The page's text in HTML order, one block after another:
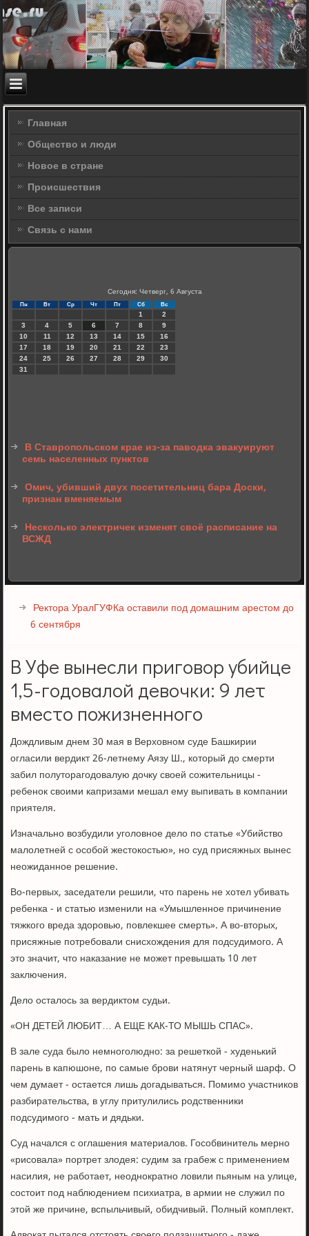
Главная
Общество и люди
Новое в стране
Происшествия
Все записи
Связь с нами
Сегодня: Четверг, 6 Августа
Пн Вт Ср Чт Пт Сб Вс
1
2
3
4 5 6 7 8
9
10
11 12 13 14 15
16
17
18 19 20 21 22
23
24
25 26 27 28 29
30
31
В Ставропольском крае из-за паводка эвакуируют
семь населенных пунктов
Омич, убивший двух посетительниц бара Доски,
признан вменяемым
Несколько электричек изменят своё расписание на
ВСЖД
Ректора УралГУФКа оставили под домашним арестом до
6 сентября
В Уфе вынесли приговор убийце
1,5-годовалой девочки: 9 лет
вместо пожизненного
Дождливым днем 30 мая в Верховном суде Башкирии
огласили вердикт 26-летнему Аязу Ш., который до смерти
забил полуторагодовалую дочку своей сожительницы -
ребенок своими капризами мешал ему выпивать в компании
приятеля.
Изначально возбудили уголовное дело по статье «Убийство
малолетней с особой жестокостью», но суд присяжных вынес
неожиданное решение.
Во-первых, заседатели решили, что парень не хотел убивать
ребенка - и статью изменили на «Умышленное причинение
тяжкого вреда здоровью, повлекшее смерть». А во-вторых,
присяжные потребовали снисхождения для подсудимого. А
это значит, что наказание не может превышать 10 лет
заключения.
Дело осталось за вердиктом судьи.
«ОН ДЕТЕЙ ЛЮБИТ… А ЕЩЕ КАК-ТО МЫШЬ СПАС».
В зале суда было немноголюдно: за решеткой - худенький
парень в капюшоне, по самые брови натянут черный шарф. О
чем думает - остается лишь догадываться. Помимо участников
разбирательства, в углу притулились родственники
подсудимого - мать и дядьки.
Суд начался с оглашения материалов. Гособвинитель мерно
«рисовала» портрет злодея: судим за грабеж с применением
насилия, не работает, неоднократно ловили пьяным на улице,
состоит под наблюдением психиатра, в армии не служил по
этой же причине, вспыльчивый, обидчивый. Полный комплект.